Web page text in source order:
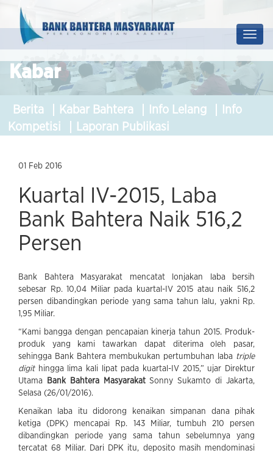
Prof
Kabar
Berita Kabar Bahtera Info Lelang
Info
Kompetisi
Laporan Publikasi
01 Feb 2016
Kuartal IV-2015, Laba
Bank Bahtera Naik 516,2
Persen
Bank Bahtera Masyarakat mencatat lonjakan laba bersih
sebesar Rp. 10,04 Miliar pada kuartal-IV 2015 atau naik 516,2
persen dibandingkan periode yang sama tahun lalu, yakni Rp.
1,95 Miliar.
“Kami bangga dengan pencapaian kinerja tahun 2015. Produk-
produk yang kami tawarkan dapat diterima oleh pasar,
sehingga Bank Bahtera membukukan pertumbuhan laba triple
digithingga lima kali lipat pada kuartal-IV 2015,” ujar Direktur
Utama
Bank Bahtera MasyarakatSonny Sukamto di Jakarta,
Selasa (26/01/2016).
Kenaikan laba itu didorong kenaikan simpanan dana pihak
ketiga (DPK) mencapai Rp. 143 Miliar, tumbuh 210 persen
dibandingkan periode yang sama tahun sebelumnya yang
tercatat 68 Miliar. Dari DPK itu, deposito masih mendominasi